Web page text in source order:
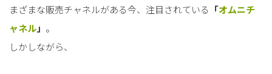
まざまな販売チャネルがある今、注目されている 「オムニチ
ャネル」 。
しかしながら、